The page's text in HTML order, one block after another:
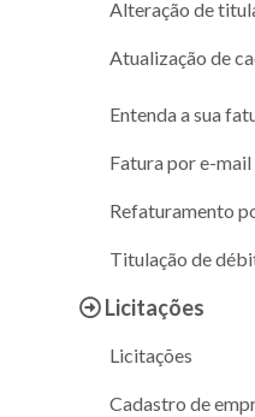
Alteração de
Atualização de
Entenda a sua
Fatura por e-mail
Refaturamento
Titulação de
Licitações
Licitações
Cadastro de